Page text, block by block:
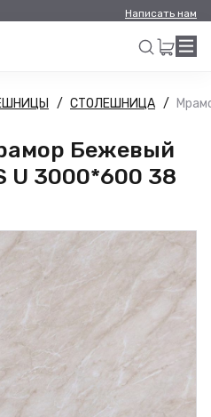
Написать нам
Искать
СТОЛЕШНИЦА
Бежевый
U 3000*600 38